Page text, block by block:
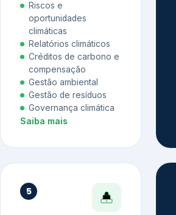
Riscos e
oportunidades
climáticas
Relatórios climáticos
Créditos de carbono e
compensação
Gestão ambiental
Gestão de resíduos
Governança climática
Saiba mais
5